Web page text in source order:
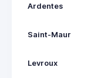
Ardentes
Saint-Maur
Levroux